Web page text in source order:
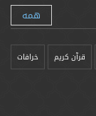
همه
قرآن کریم خرافات